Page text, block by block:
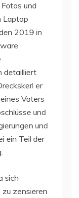
und
Laptop
2019 in
detailliert
er
Vaters
und
und
ein Teil der
sich
zensieren